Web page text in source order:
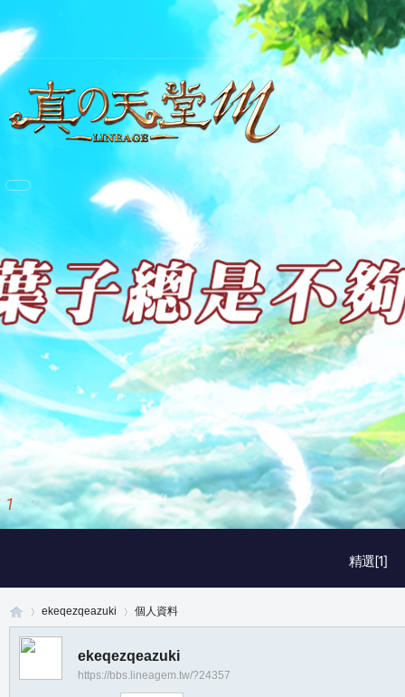
精選[1]
2 / 3
ekeqezqeazuki 個人資料
ekeqezqeazuki
https://bbs.lineagem.tw/?24357